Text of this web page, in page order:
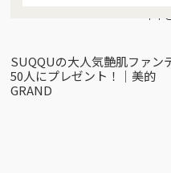
SUQQUの大人気艶肌ファン
50人にプレゼント！｜美的
GRAND